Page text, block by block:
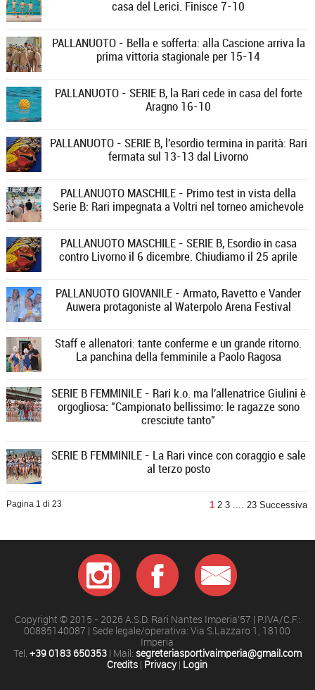
casa del Lerici. Finisce 7-10
PALLANUOTO - Bella e sofferta: alla Cascione arriva la
prima vittoria stagionale per 15-14
PALLANUOTO - SERIE B, la Rari cede in casa del forte
Aragno 16-10
PALLANUOTO - SERIE B, l'esordio termina in parità: Rari
fermata sul 13-13 dal Livorno
PALLANUOTO MASCHILE - Primo test in vista della
Serie B: Rari impegnata a Voltri nel torneo amichevole
PALLANUOTO MASCHILE - SERIE B, Esordio in casa
contro Livorno il 6 dicembre. Chiudiamo il 25 aprile
PALLANUOTO GIOVANILE - Armato, Ravetto e Vander
Auwera protagoniste al Waterpolo Arena Festival
Staff e allenatori: tante conferme e un grande ritorno.
La panchina della femminile a Paolo Ragosa
SERIE B FEMMINILE - Rari k.o. ma l'allenatrice Giulini è
orgogliosa: "Campionato bellissimo: le ragazze sono
cresciute tanto"
SERIE B FEMMINILE - La Rari vince con coraggio e sale
al terzo posto
Pagina 1 di 23 1 2 3 23 Successiva
Copyright © 2015 - 2026 A.S.D. Rari Nantes Imperia'57 | P.IVA/C.F.:
00885140087 | Sede legale/operativa: Via S.Lazzaro 1, 18100
Imperia
Tel. +39 0183 650353| Mail: segreteriasportivaimperia@gmail.com
Credits | Privacy| Login